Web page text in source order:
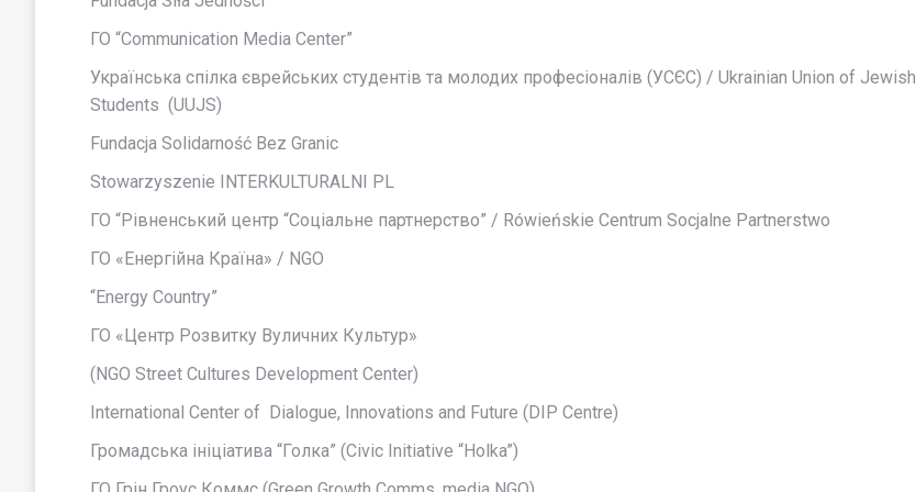
ГО “Communication Media Center”
Українська спілка єврейських студентів та молодих професіоналів (УСЄС) / Ukrainian Union of Jewish
Students (UUJS)
Fundacja Solidarność Bez Granic
Stowarzyszenie INTERKULTURALNI PL
ГО “Рівненський центр “Соціальне партнерство” / Rówieńskie Centrum Socjalne Partnerstwo
ГО «Енергійна Країна» / NGO
“Energy Country”
ГО «Центр Розвитку Вуличних Культур»
(NGO Street Cultures Development Center)
International Center of Dialogue, Innovations and Future (DIP Centre)
Громадська ініціатива “Голка” (Civic Initiative “Holka”)